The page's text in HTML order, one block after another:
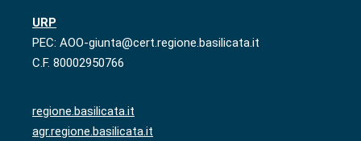
URP
PEC: AOO-giunta@cert.regione.basilicata.it
C.F. 80002950766
regione.basilicata.it
agr.regione.basilicata.it